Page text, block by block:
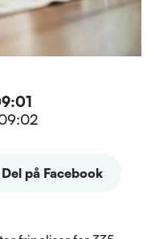
Del på Facebook